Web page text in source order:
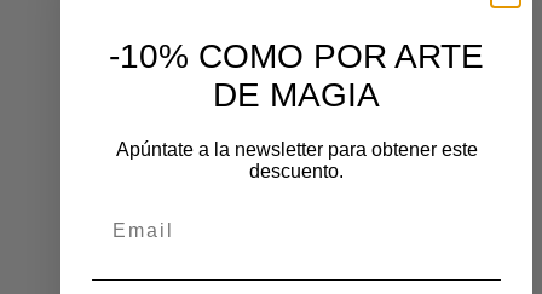
-10% COMO POR ARTE
DE MAGIA
Apúntate a la newsletter para obtener este
descuento.